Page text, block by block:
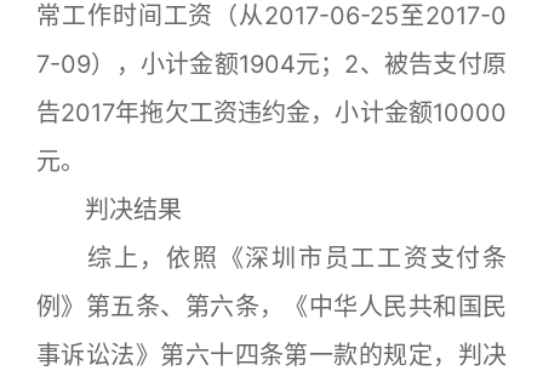
常工作时间工资（从2017-06-25至2017-0
7-09），小计金额1904元；2、被告支付原
告2017年拖欠工资违约金，小计金额10000
元。
判决结果
综上，依照《深圳市员工工资支付条
例》第五条、第六条，《中华人民共和国民
事诉讼法》第六十四条第一款的规定，判决